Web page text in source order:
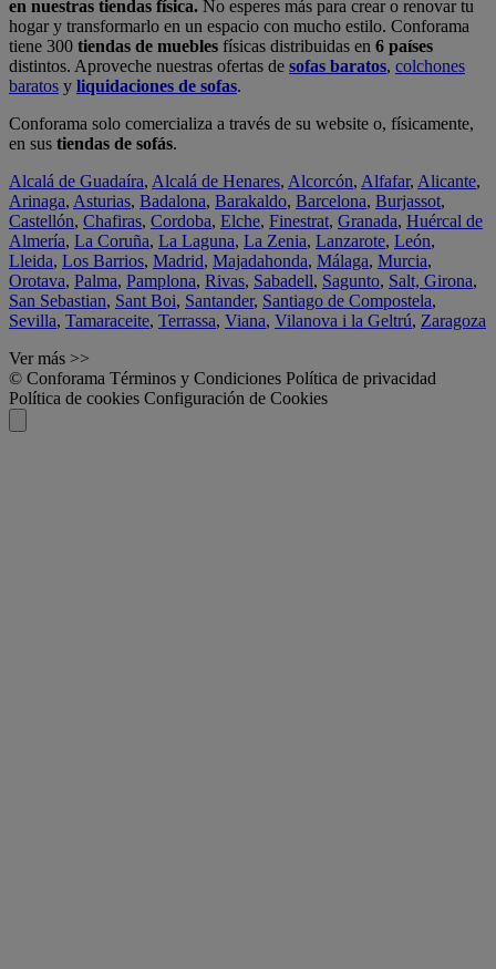
en nuestras tiendas física. No esperes más para crear o renovar tu
hogar y transformarlo en un espacio con mucho estilo. Conforama
tiene 300 tiendas de muebles físicas distribuidas en 6 países
distintos. Aproveche nuestras ofertas de sofas baratos, colchones
baratos y liquidaciones de sofas.
Conforama solo comercializa a través de su website o, físicamente,
en sus tiendas de sofás.
Alcalá de Guadaíra, Alcalá de Henares, Alcorcón, Alfafar, Alicante,
Arinaga, Asturias, Badalona, Barakaldo, Barcelona, Burjassot,
Castellón, Chafiras, Cordoba, Elche, Finestrat, Granada, Huércal de
Almería, La Coruña, La Laguna, La Zenia, Lanzarote, León,
Lleida, Los Barrios, Madrid, Majadahonda, Málaga, Murcia,
Orotava, Palma, Pamplona, Rivas, Sabadell, Sagunto, Salt, Girona,
San Sebastian, Sant Boi, Santander, Santiago de Compostela,
Sevilla, Tamaraceite, Terrassa, Viana, Vilanova i la Geltrú, Zaragoza
Ver más >>
© Conforama Términos y Condiciones Política de privacidad
Política de cookies Configuración de Cookies